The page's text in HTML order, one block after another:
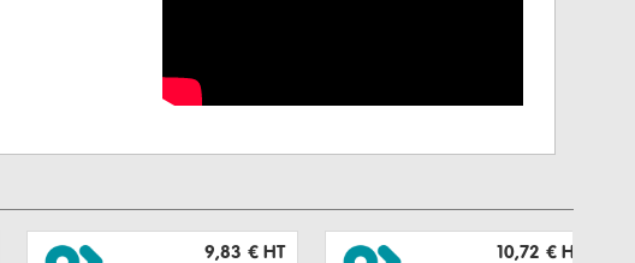
9,83 € HT
10,72 € HT